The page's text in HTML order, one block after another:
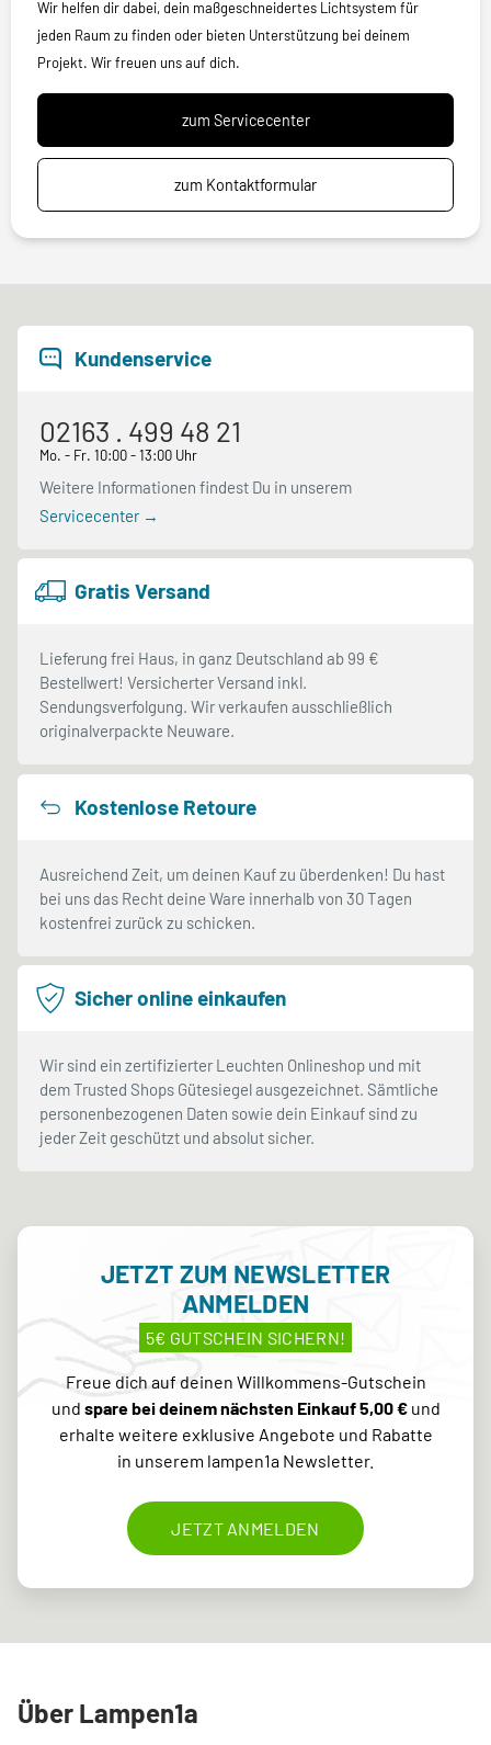
Wir helfen dir dabei, dein maßgeschneidertes Lichtsystem für
jeden Raum zu finden oder bieten Unterstützung bei deinem
Projekt. Wir freuen uns auf dich.
zum Servicecenter
zum Kontaktformular
Kundenservice
02163 . 499 48 21
Mo. - Fr. 10:00 - 13:00 Uhr
Weitere Informationen findest Du in unserem
Servicecenter →
Gratis Versand
Lieferung frei Haus, in ganz Deutschland ab 99 €
Bestellwert! Versicherter Versand inkl.
Sendungsverfolgung. Wir verkaufen ausschließlich
originalverpackte Neuware.
Kostenlose Retoure
Ausreichend Zeit, um deinen Kauf zu überdenken! Du hast
bei uns das Recht deine Ware innerhalb von 30 Tagen
kostenfrei zurück zu schicken.
Sicher online einkaufen
Wir sind ein zertifizierter Leuchten Onlineshop und mit
dem Trusted Shops Gütesiegel ausgezeichnet. Sämtliche
personenbezogenen Daten sowie dein Einkauf sind zu
jeder Zeit geschützt und absolut sicher.
JETZT ZUM NEWSLETTER
ANMELDEN
5€ GUTSCHEIN SICHERN!
Freue dich auf deinen Willkommens-Gutschein
und spare bei deinem nächsten Einkauf 5,00 €und
erhalte weitere exklusive Angebote und Rabatte
in unserem lampen1a Newsletter.
JETZT ANMELDEN
Über Lampen1a